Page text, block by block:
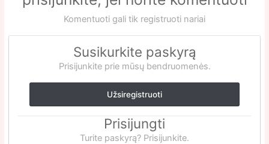
Komentuoti gali tik registruoti nariai
Susikurkite paskyrą
Prisijunkite prie mūsų bendruomenės.
Užsiregistruoti
Prisijungti
Turite paskyrą? Prisijunkite.